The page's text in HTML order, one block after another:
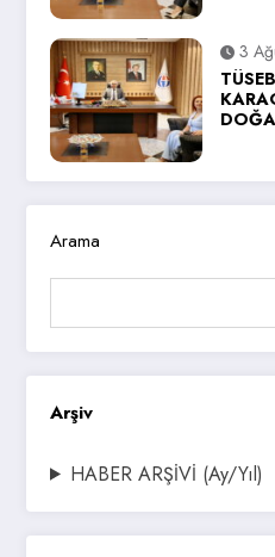
3
Arama
Arşiv
HABER ARŞİVİ (Ay/Yıl)